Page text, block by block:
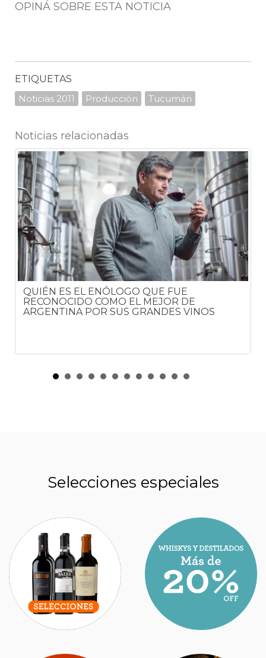
OPINÁ SOBRE ESTA NOTICIA
ETIQUETAS
Noticias 2011
Producción Tucumán
Noticias relacionadas
QUIÉN ES EL ENÓLOGO QUE FUE
RECONOCIDO COMO EL MEJOR DE
ARGENTINA POR SUS GRANDES VINOS
HENDIDURAS EN LAS BOTELLAS DE VINO
Selecciones especiales